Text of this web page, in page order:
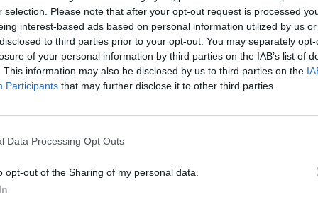
selection. Please note that after your opt-out request is processed
interest-based ads based on personal information utilized by us
to third parties prior to your opt-out. You may separately
of your personal information by third parties on the IAB’s list of
This information may also be disclosed by us to third parties on the
Participants that may further disclose it to other third parties.
Data Processing Opt Outs
opt-out of the Sharing of my personal data.
3 4 5 6 Επόμενο Τέλος
5 από 6